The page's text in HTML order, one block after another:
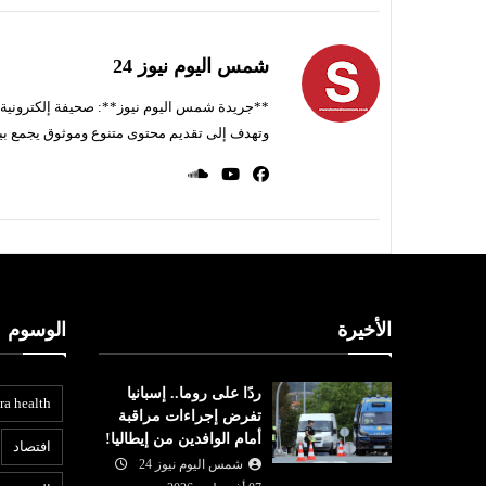
شمس اليوم نيوز 24
**جريدة شمس اليوم نيوز**: صحيفة إلكترونية
وتهدف إلى تقديم محتوى متنوع وموثوق يجمع
الأخيرة
ردًا على روما.. إسبانيا
تفرض إجراءات مراقبة
أمام الوافدين من إيطاليا!
شمس اليوم نيوز 24
الوسوم
health
افتصاد